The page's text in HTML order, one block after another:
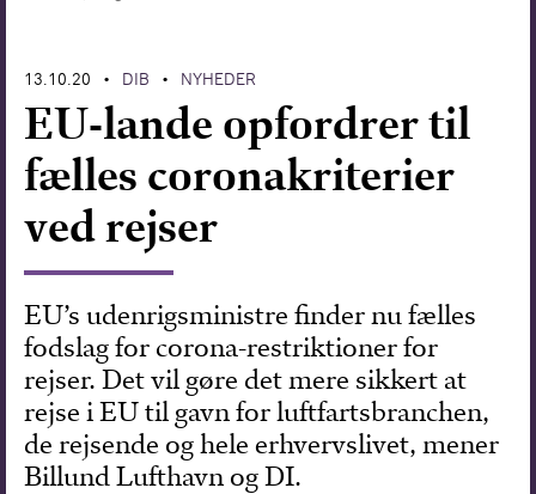
13.10.20 • DIB • NYHEDER
EU-lande opfordrer til
fælles coronakriterier
ved rejser
EU’s udenrigsministre finder nu fælles
fodslag for corona-restriktioner for
rejser. Det vil gøre det mere sikkert at
rejse i EU til gavn for luftfartsbranchen,
de rejsende og hele erhvervslivet, mener
Billund Lufthavn og DI.